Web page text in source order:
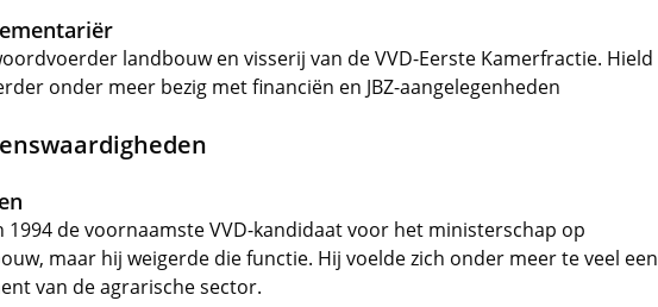
landbouw en visserij van de VVD-Eerste Kamerfractie. Hield
onder meer bezig met financiën en JBZ-aangelegenheden
1994 de voornaamste VVD-kandidaat voor het ministerschap op
maar hij weigerde die functie. Hij voelde zich onder meer te veel een
van de agrarische sector.